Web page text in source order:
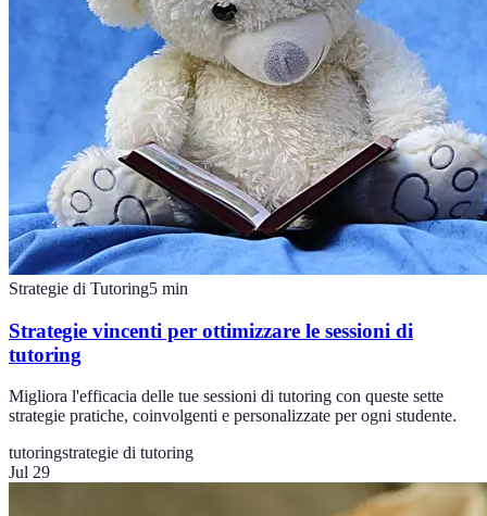
Strategie di Tutoring5 min
Strategie vincenti per ottimizzare le sessioni di
tutoring
Migliora l'efficacia delle tue sessioni di tutoring con queste sette
strategie pratiche, coinvolgenti e personalizzate per ogni studente.
tutoringstrategie di tutoring
Jul 29